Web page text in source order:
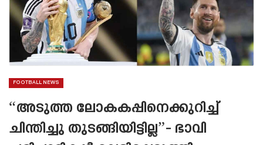
FOOTBALL NEWS
“അടുത്ത ലോകകപ്പിനെക്കുറിച്ച്
ചിന്തിച്ചു തുടങ്ങിയിട്ടില്ല”- ഭാവി